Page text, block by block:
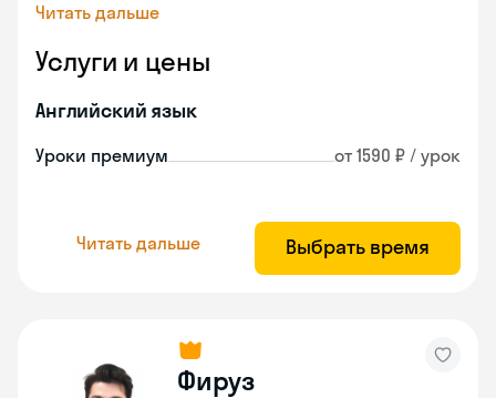
Читать дальше
Услуги и цены
Английский язык
Уроки премиум от 1590 ₽ / урок
Читать дальше Выбрать время
Фируз